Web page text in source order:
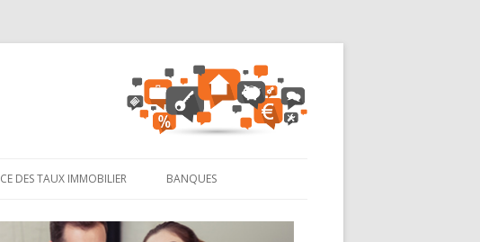
DES TAUX IMMOBILIER BANQUES